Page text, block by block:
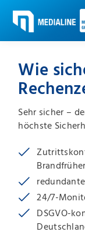
Wie
Sehr sicher –
höchste
24/7-
DSGVO-